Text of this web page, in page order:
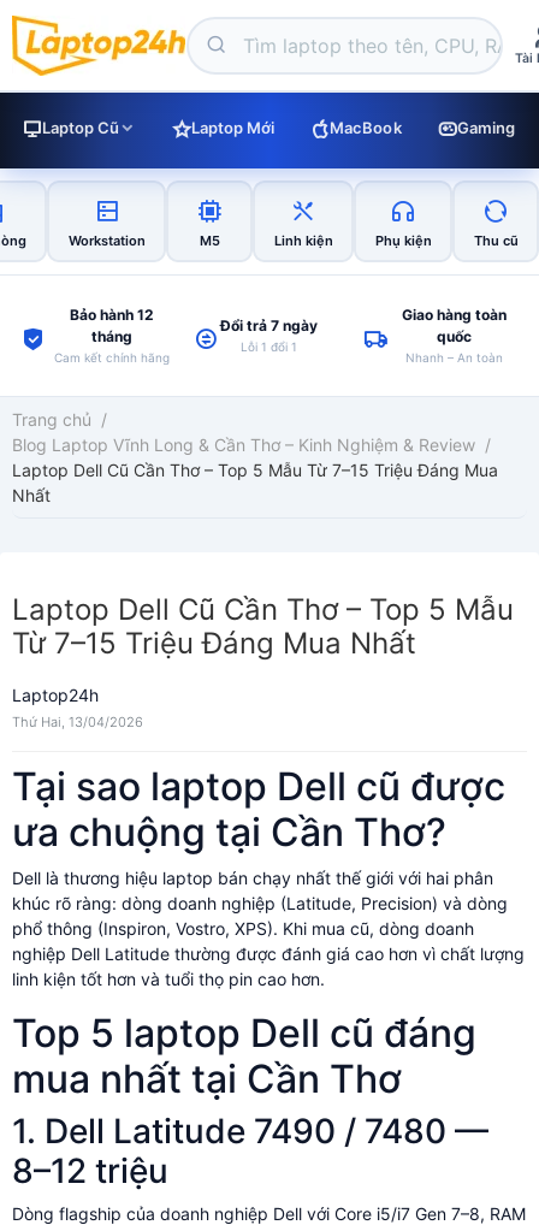
Tài
Laptop Cũ Laptop Mới MacBook Gaming
Workstation M5 Linh kiện Phụ kiện Thu cũ
Bảo hành 12
tháng
Cam kết chính hãng
Đổi trả 7 ngày
Lỗi 1 đổi 1
Giao hàng toàn
quốc
Nhanh – An toàn
Trang chủ /
Blog Laptop Vĩnh Long & Cần Thơ – Kinh Nghiệm & Review /
Laptop Dell Cũ Cần Thơ – Top 5 Mẫu Từ 7–15 Triệu Đáng Mua
Nhất
Laptop Dell Cũ Cần Thơ – Top 5 Mẫu
Từ 7–15 Triệu Đáng Mua Nhất
Laptop24h
Thứ Hai, 13/04/2026
Tại sao laptop Dell cũ được
ưa chuộng tại Cần Thơ?
Dell là thương hiệu laptop bán chạy nhất thế giới với hai phân
khúc rõ ràng: dòng doanh nghiệp (Latitude, Precision) và dòng
phổ thông (Inspiron, Vostro, XPS). Khi mua cũ, dòng doanh
nghiệp Dell Latitude thường được đánh giá cao hơn vì chất lượng
linh kiện tốt hơn và tuổi thọ pin cao hơn.
Top 5 laptop Dell cũ đáng
mua nhất tại Cần Thơ
1. Dell Latitude 7490 / 7480 —
8–12 triệu
Dòng flagship của doanh nghiệp Dell với Core i5/i7 Gen 7–8, RAM